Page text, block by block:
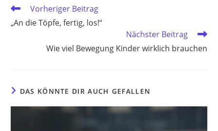
Weitere
Artikel
ansehen
Vorheriger Beitrag
„An die Töpfe, fertig, los!“
Nächster Beitrag
Wie viel Bewegung Kinder wirklich brauchen
DAS KÖNNTE DIR AUCH GEFALLEN